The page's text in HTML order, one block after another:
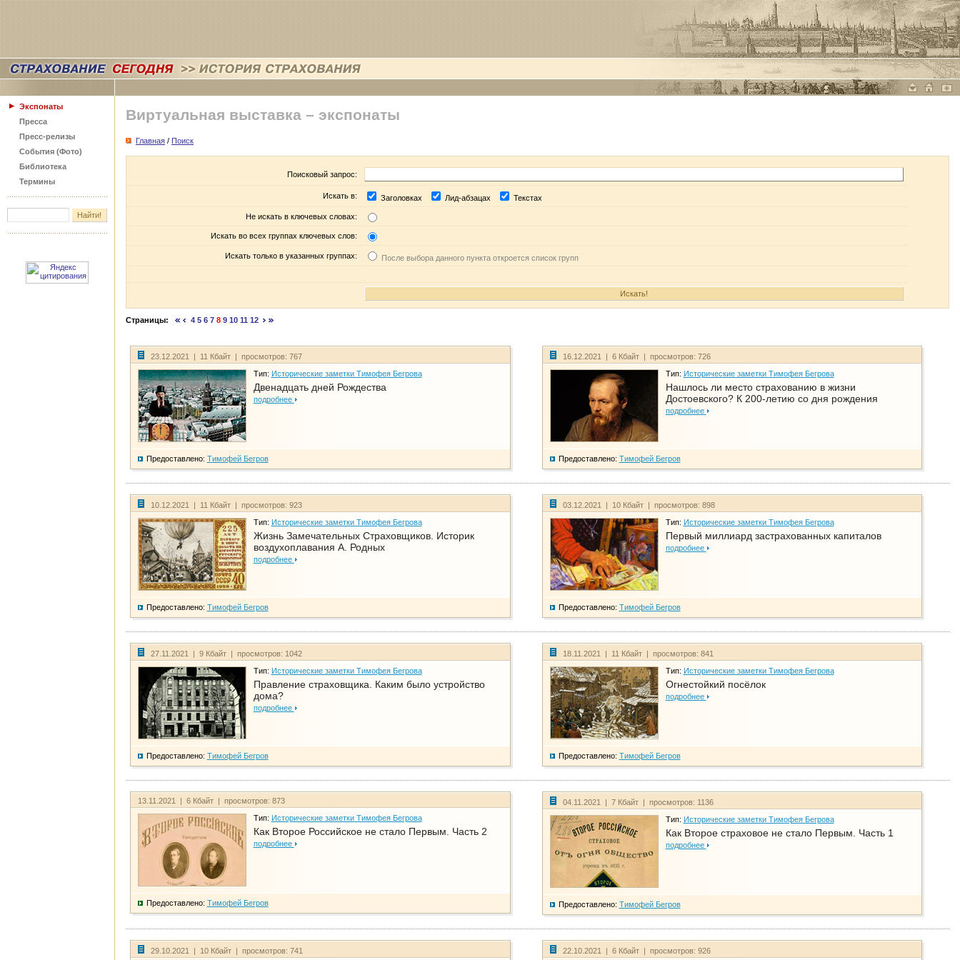
Экспонаты
Пресса
Пресс-релизы
События (Фото)
Библиотека
Термины
Виртуальная выставка – экспонаты
Главная / Поиск
Поисковый запрос:
Искать в: Заголовках Лид-абзацах Текстах
Не искать в ключевых словах:
Искать во всех группах ключевых слов:
Искать только в указанных группах: После выбора данного пункта откроется список групп
Страницы: 4 5 6 7 8 9 10 11 12
23.12.2021 | 11 Кбайт | просмотров: 767
Тип: Исторические заметки Тимофея Бегрова
Двенадцать дней Рождества
подробнее
Предоставлено: Тимофей Бегров
16.12.2021 | 6 Кбайт | просмотров: 726
Тип: Исторические заметки Тимофея Бегрова
Нашлось ли место страхованию в жизни
Достоевского? К 200-летию со дня рождения
подробнее
Предоставлено: Тимофей Бегров
10.12.2021 | 11 Кбайт | просмотров: 923
Тип: Исторические заметки Тимофея Бегрова
Жизнь Замечательных Страховщиков. Историк
воздухоплавания А. Родных
подробнее
Предоставлено: Тимофей Бегров
03.12.2021 | 10 Кбайт | просмотров: 898
Тип: Исторические заметки Тимофея Бегрова
Первый миллиард застрахованных капиталов
подробнее
Предоставлено: Тимофей Бегров
27.11.2021 | 9 Кбайт | просмотров: 1042
Тип: Исторические заметки Тимофея Бегрова
Правление страховщика. Каким было устройство
дома?
подробнее
Предоставлено: Тимофей Бегров
18.11.2021 | 11 Кбайт | просмотров: 841
Тип: Исторические заметки Тимофея Бегрова
Огнестойкий посёлок
подробнее
Предоставлено: Тимофей Бегров
13.11.2021 | 6 Кбайт | просмотров: 873
Тип: Исторические заметки Тимофея Бегрова
Как Второе Российское не стало Первым. Часть 2
подробнее
Предоставлено: Тимофей Бегров
04.11.2021 | 7 Кбайт | просмотров: 1136
Тип: Исторические заметки Тимофея Бегрова
Как Второе страховое не стало Первым. Часть 1
подробнее
Предоставлено: Тимофей Бегров
29.10.2021 | 10 Кбайт | просмотров: 741 22.10.2021 | 6 Кбайт | просмотров: 926